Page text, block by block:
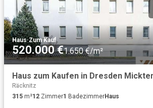
Haus·Zum Kauf
520.000 €1.650 €/m²
Räcknitz
315 m²12 Zimmer1 BadezimmerHaus